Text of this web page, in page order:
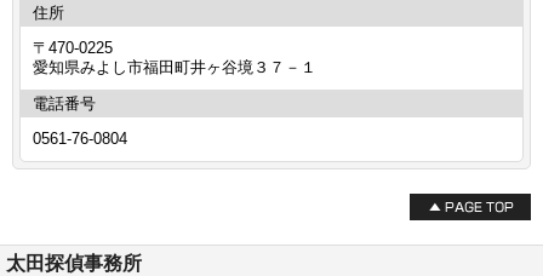
住所
〒470-0225
愛知県みよし市福田町井ヶ谷境３７－１
電話番号
0561-76-0804
太田探偵事務所